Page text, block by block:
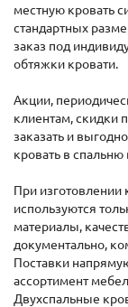
местную кровать
стандартных
заказ под
обтяжки кровати.
Акции,
клиентам, скидки
заказать и
кровать в
При изготовлении
используются
материалы,
документально,
Поставки
ассортимент
Двухспальные